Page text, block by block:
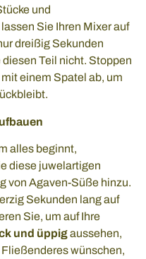
und
Sie Ihren Mixer auf
dreißig Sekunden
Teil nicht. Stoppen
einem Spatel ab, um
alles beginnt,
diese juwelartigen
von Agaven-Süße hinzu.
Sekunden lang auf
Sie, um auf Ihre
und üppigaussehen,
wünschen,